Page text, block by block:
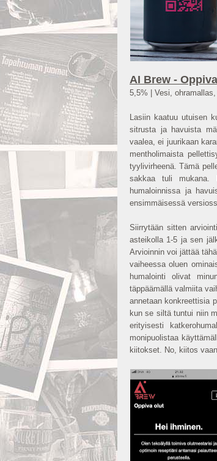
AI Brew -
5,5% | Vesi,
Lasiin kaatuu utuisen
sitrusta ja havuista
vaalea, ei juurikaan
mentholimaista
tyylivirheenä. Tämä
sakkaa tuli mukana.
humaloinnissa ja
ensimmäisessä
Siirrytään sitten
asteikolla 1-5 ja sen
Arvioinnin voi jättää
vaiheessa oluen
humalointi olivat
täppäämällä valmiita
annetaan konkreettisia
kun se siltä tuntui niin
erityisesti
monipuolistaa
kiitokset. No, kiitos